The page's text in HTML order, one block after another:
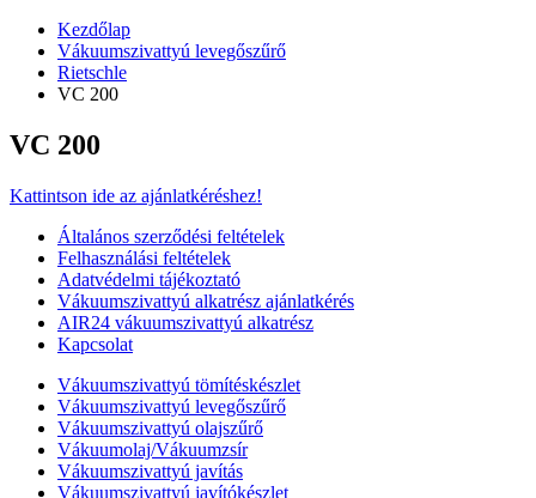
Kezdőlap
Vákuumszivattyú levegőszűrő
Rietschle
VC 200
VC 200
Kattintson ide az ajánlatkéréshez!
Általános szerződési feltételek
Felhasználási feltételek
Adatvédelmi tájékoztató
Vákuumszivattyú alkatrész ajánlatkérés
AIR24 vákuumszivattyú alkatrész
Kapcsolat
Vákuumszivattyú tömítéskészlet
Vákuumszivattyú levegőszűrő
Vákuumszivattyú olajszűrő
Vákuumolaj/Vákuumzsír
Vákuumszivattyú javítás
Vákuumszivattyú javítókészlet